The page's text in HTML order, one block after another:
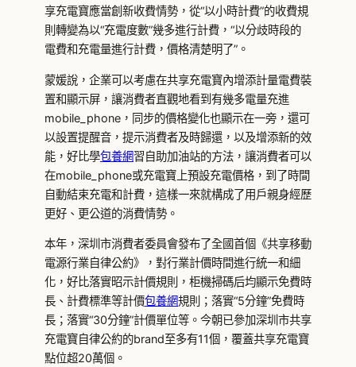
享充電寶應當創新收費情勢，從“以小時計費”的收費規
則轉變為以“充電度數”幾多進行計費，“以分歧時段的
電費和充電量進行計費，價格清楚明了”。
蒙媛說，企業可以考慮在共享充電寶內增添計量電費裝
置和顯示屏，讓消費者直觀地看到有幾多電量充進
mobile_phone，同步的價格變化也顯示在一旁，還可
以設置提醒音，提示消費者及時歸還，以及增添新的效
能，好比學包養網習自助加油站的方法，讓消費者可以
在mobile_phone或充電寶上預設充電價格，到了時間
自動結束充電和計費，這樣一來就構成了用戶親身經歷
更好、更公道的消費情勢。
本年，深圳市消費者委員會發布了全國首個《共享移動
電源行業自律公約》，對行業計價時間進行統一和細
化，好比落實昭示計價規則，柜機掃碼后均顯示免費時
長、計費標準等計價包養網規則；落實“5分鐘”免費時
長；落實“30分鐘”計價單位等。今朝已參加深圳市共享
充電寶自律公約的brand至多有11個，覆蓋共享充電寶
點位超20萬個。